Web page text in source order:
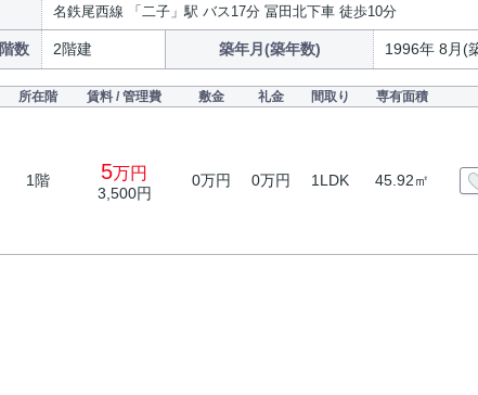
名鉄尾西線 「二子」駅 バス17分 冨田北下車 徒歩10分
階数 2階建 築年月(築年数) 1996年 8月(
所在階 賃料 / 管理費 敷金 礼金 間取り 専有面積
1階 5万円
3,500円
0万円 0万円 1LDK 45.92㎡